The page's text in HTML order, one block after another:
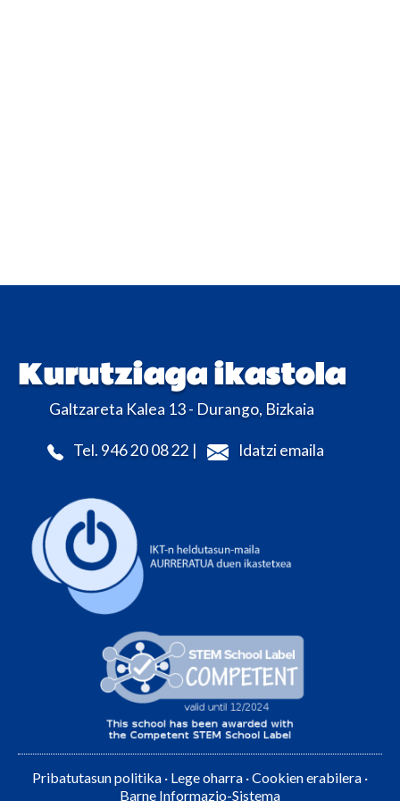
Kurutziaga ikastola
Galtzareta Kalea 13 - Durango, Bizkaia
Tel. 946 20 08 22 | Idatzi emaila
Pribatutasun politika · Lege oharra ·Cookien erabilera ·
Barne Informazio-Sistema